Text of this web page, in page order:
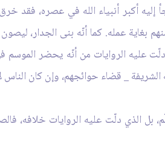
أكبر أنبياء الله في عصره، فقد
عمله. كما أنّه بنى الجدار، ليصون
عليه الروايات من أنّه يحضر الموسم
_ قضاء حوائجهم، وإن كان الناس
الذي دلّت عليه الروايات خلافه،